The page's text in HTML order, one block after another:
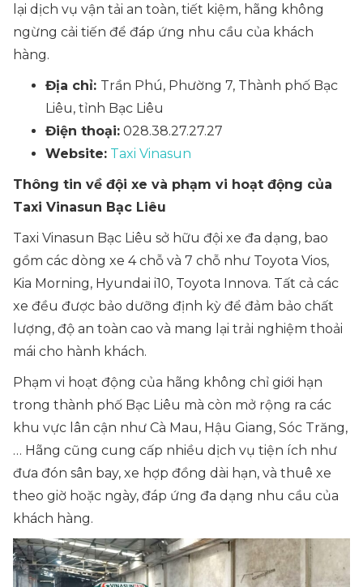
lại dịch vụ vận tải an toàn, tiết kiệm, hãng không
ngừng cải tiến để đáp ứng nhu cầu của khách
hàng.
Địa chỉ: Trần Phú, Phường 7, Thành phố Bạc
Liêu, tỉnh Bạc Liêu
Điện thoại: 028.38.27.27.27
Website: Taxi Vinasun
Thông tin về đội xe và phạm vi hoạt động của
Taxi Vinasun Bạc Liêu
Taxi Vinasun Bạc Liêu sở hữu đội xe đa dạng, bao
gồm các dòng xe 4 chỗ và 7 chỗ như Toyota Vios,
Kia Morning, Hyundai i10, Toyota Innova. Tất cả các
xe đều được bảo dưỡng định kỳ để đảm bảo chất
lượng, độ an toàn cao và mang lại trải nghiệm thoải
mái cho hành khách.
Phạm vi hoạt động của hãng không chỉ giới hạn
trong thành phố Bạc Liêu mà còn mở rộng ra các
khu vực lân cận như Cà Mau, Hậu Giang, Sóc Trăng,
… Hãng cũng cung cấp nhiều dịch vụ tiện ích như
đưa đón sân bay, xe hợp đồng dài hạn, và thuê xe
theo giờ hoặc ngày, đáp ứng đa dạng nhu cầu của
khách hàng.